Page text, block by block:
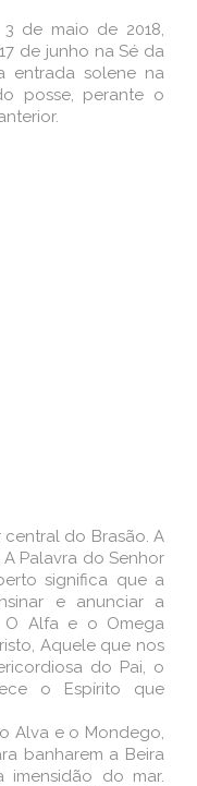
de maio de 2018,
de junho na Sé da
entrada solene na
posse, perante o
do Brasão. A
Palavra do Senhor
significa que a
e anunciar a
O Alfa e o Omega
Aquele que nos
do Pai, o
o Espírito que
Alva e o Mondego,
banharem a Beira
imensidão do mar.